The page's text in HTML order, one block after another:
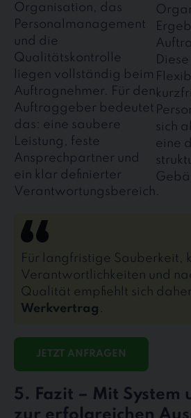
Organisation, das
Personalmanagement
und die
Qualitätskontrolle
liegen vollständig beim
Auftragnehmer. Für den
Auftraggeber bedeutet
das: eine saubere
Leistung, feste
Ansprechpartner und
ein klar definierter
Verantwortungsbereich.
sich
eine
Für langfristige Sauberkeit,
Verantwortlichkeiten und
Qualität empfiehlt sich
Werkvertrag .
JETZT ANFRAGEN
5. Fazit – Mit System